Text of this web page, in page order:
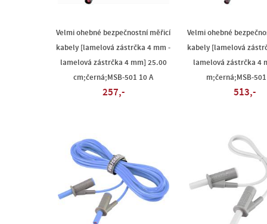
Velmi ohebné bezpečnostní měřicí
kabely [lamelová zástrčka 4 mm -
lamelová zástrčka 4 mm] 25.00
cm;černá;MSB-501 10 A
257,-
Velmi ohebné
kabely [lamelová
lamelová zástrčka 4
m;černá;MSB-501
513,-